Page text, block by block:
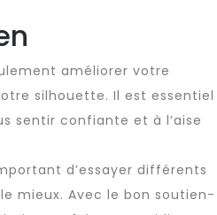
améliorer votre
silhouette. Il est essentiel
sentir confiante et à l’aise
d’essayer différents
mieux. Avec le bon soutien-